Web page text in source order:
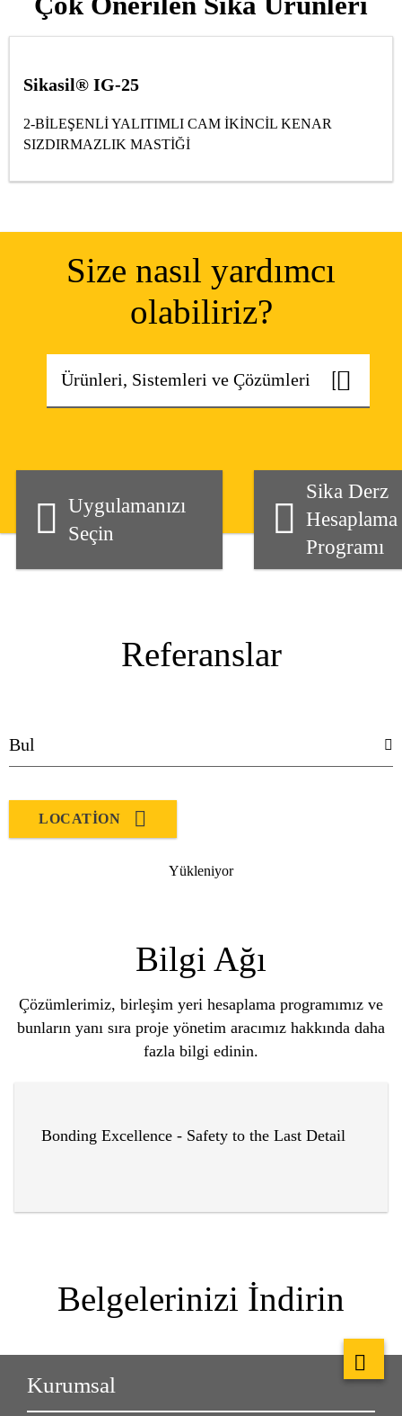
Sikasil® IG-25
2-BİLEŞENLİ YALITIMLI CAM İKİNCİL KENAR
SIZDIRMAZLIK MASTİĞİ
Size nasıl yardımcı
olabiliriz?
Uygulamanızı
Seçin
Sika Derz
Hesaplama
Programı
Referanslar
LOCATION
Yükleniyor
Bilgi Ağı
Çözümlerimiz, birleşim yeri hesaplama programımız ve
bunların yanı sıra proje yönetim aracımız hakkında daha
fazla bilgi edinin.
Bonding Excellence - Safety to the Last Detail
Belgelerinizi İndirin
Kurumsal